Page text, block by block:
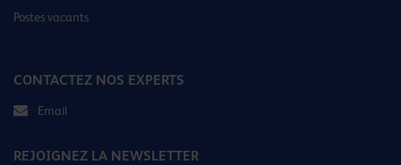
Postes vacants
CONTACTEZ NOS EXPERTS
Email
REJOIGNEZ LA NEWSLETTER